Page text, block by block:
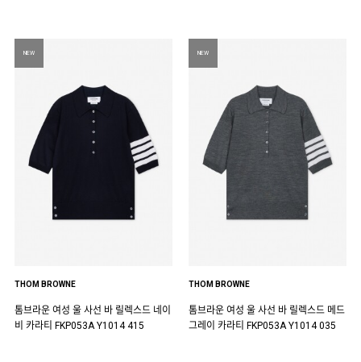
NEW
THOM BROWNE
톰브라운 여성 울 사선 바 릴렉스드 네이
비 카라티 FKP053A Y1014 415
NEW
THOM BROWNE
톰브라운 여성 울 사선 바 릴렉스드 메드
그레이 카라티 FKP053A Y1014 035